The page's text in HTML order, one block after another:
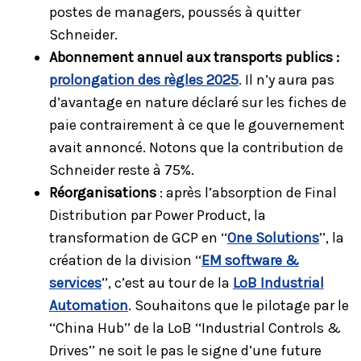
postes de managers, poussés à quitter
Schneider.
Abonnement annuel aux transports publics :
prolongation des règles 2025. Il n’y aura pas
d’avantage en nature déclaré sur les fiches de
paie contrairement à ce que le gouvernement
avait annoncé. Notons que la contribution de
Schneider reste à 75%.
Réorganisations : après l’absorption de Final
Distribution par Power Product, la
transformation de GCP en ‘‘One Solutions’’, la
création de la division ‘‘EM software &
services’’, c’est au tour de la LoB Industrial
Automation. Souhaitons que le pilotage par le
‘‘China Hub’’ de la LoB ‘‘Industrial Controls &
Drives’’ ne soit le pas le signe d’une future